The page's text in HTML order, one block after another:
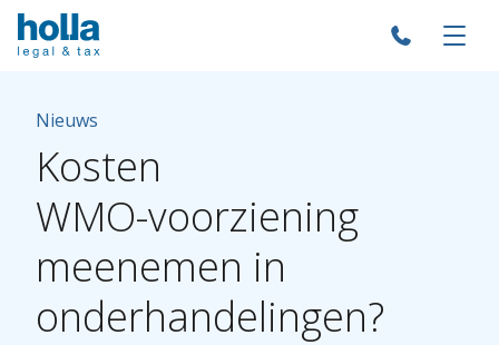
Nieuws
Kosten
WMO-voorziening
meenemen in
onderhandelingen?